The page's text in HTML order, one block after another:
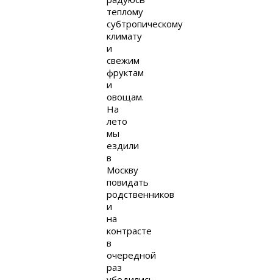
теплому
субтропическому
климату
и
свежим
фруктам
и
овощам.
На
лето
мы
ездили
в
Москву
повидать
родственников
и
на
контрасте
в
очередной
раз